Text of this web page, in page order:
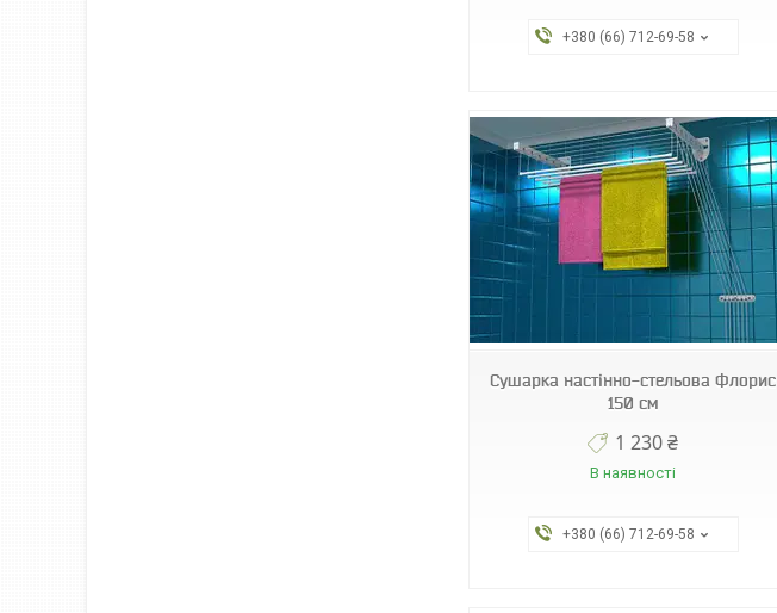
+380 (66) 712-69-58
Сушарка настінно-стельова Флорис
150 см
1 230 ₴
В наявності
+380 (66) 712-69-58